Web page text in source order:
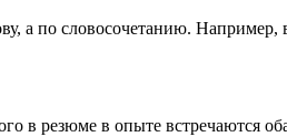
а по словосочетанию.
в резюме в опыте встречаются